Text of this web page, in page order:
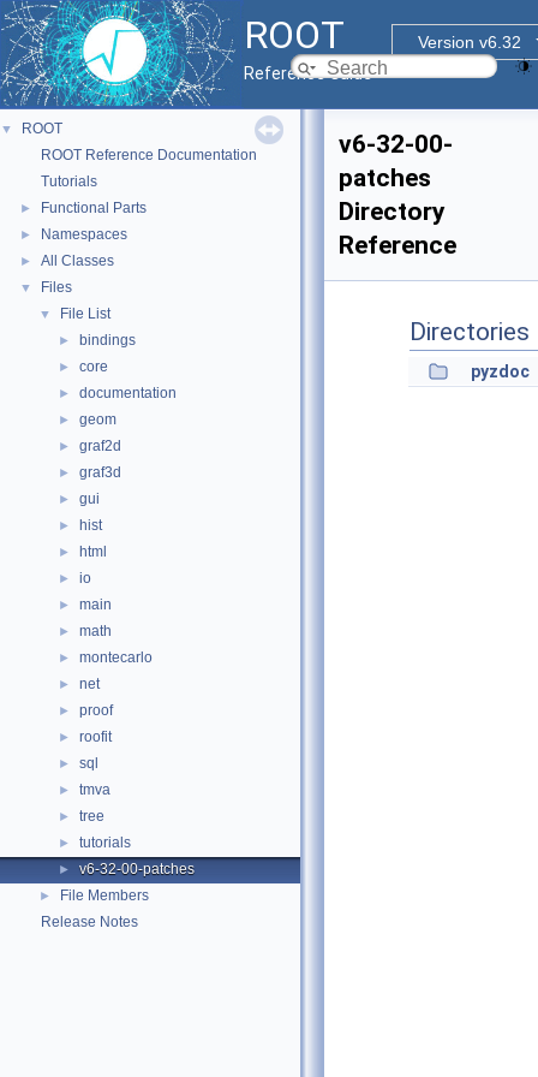
ROOT
Version v6.32
Reference Guide
▼
ROOT
ROOT Reference Documentation
Tutorials
► Functional Parts
► Namespaces
► All Classes
▼ Files
▼ File List
► bindings
► core
► documentation
► geom
► graf2d
► graf3d
► gui
► hist
► html
► io
► main
► math
► montecarlo
► net
► proof
► roofit
► sql
► tmva
► tree
► tutorials
► v6-32-00-patches
►
File Members
Release Notes
v6-32-00-
patches
Directory
Reference
Directories
pyzdoc